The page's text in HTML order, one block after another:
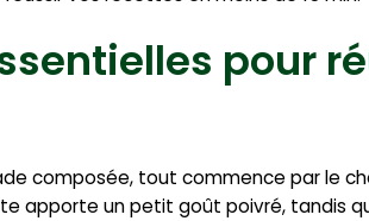
pour
composée, tout commence par le
apporte un petit goût poivré, tandis